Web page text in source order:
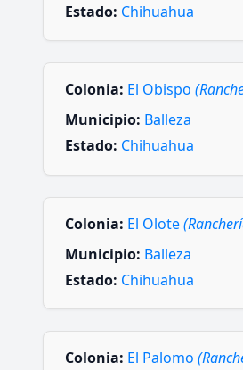
Estado: Chihuahua
Colonia: El Obispo
Municipio: Balleza
Estado: Chihuahua
Colonia: El Olote
Municipio: Balleza
Estado: Chihuahua
Colonia: El Palomo